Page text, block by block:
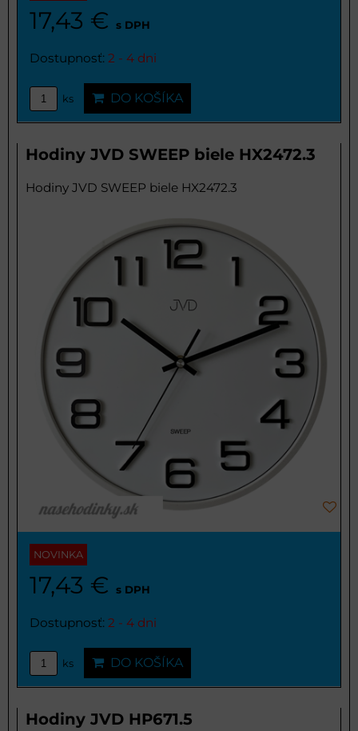
17,43 € s DPH
Dostupnosť: 2 - 4 dni
ks DO KOŠÍKA
Hodiny JVD SWEEP biele HX2472.3
Hodiny JVD SWEEP biele HX2472.3
NOVINKA
17,43 € s DPH
Dostupnosť: 2 - 4 dni
ks DO KOŠÍKA
Hodiny JVD HP671.5